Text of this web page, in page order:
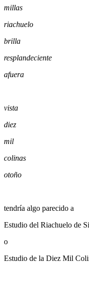
millas
riachuelo
brilla
resplandeciente
afuera
vista
diez
mil
colinas
otoño
tendría algo parecido a
Estudio del Riachuelo de
o
Estudio de la Diez Mil